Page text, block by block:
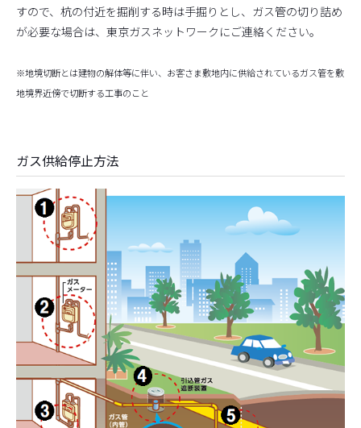
すので、杭の付近を掘削する時は手掘りとし、ガス管の切り詰め
が必要な場合は、東京ガスネットワークにご連絡ください。
※地境切断とは建物の解体等に伴い、お客さま敷地内に供給されているガス管を敷
地境界近傍で切断する工事のこと
ガス供給停止方法